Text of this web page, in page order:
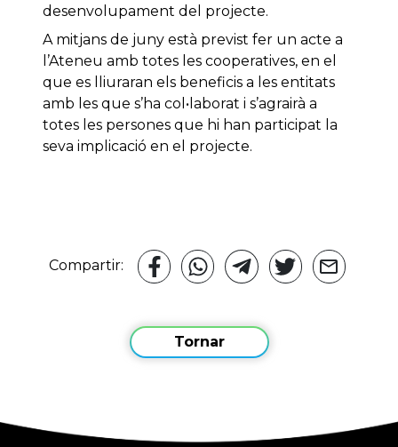
desenvolupament del projecte.
A mitjans de juny està previst fer un acte a
l’Ateneu amb totes les cooperatives, en el
que es lliuraran els beneficis a les entitats
amb les que s’ha col•laborat i s’agrairà a
totes les persones que hi han participat la
seva implicació en el projecte.
Compartir:
Tornar